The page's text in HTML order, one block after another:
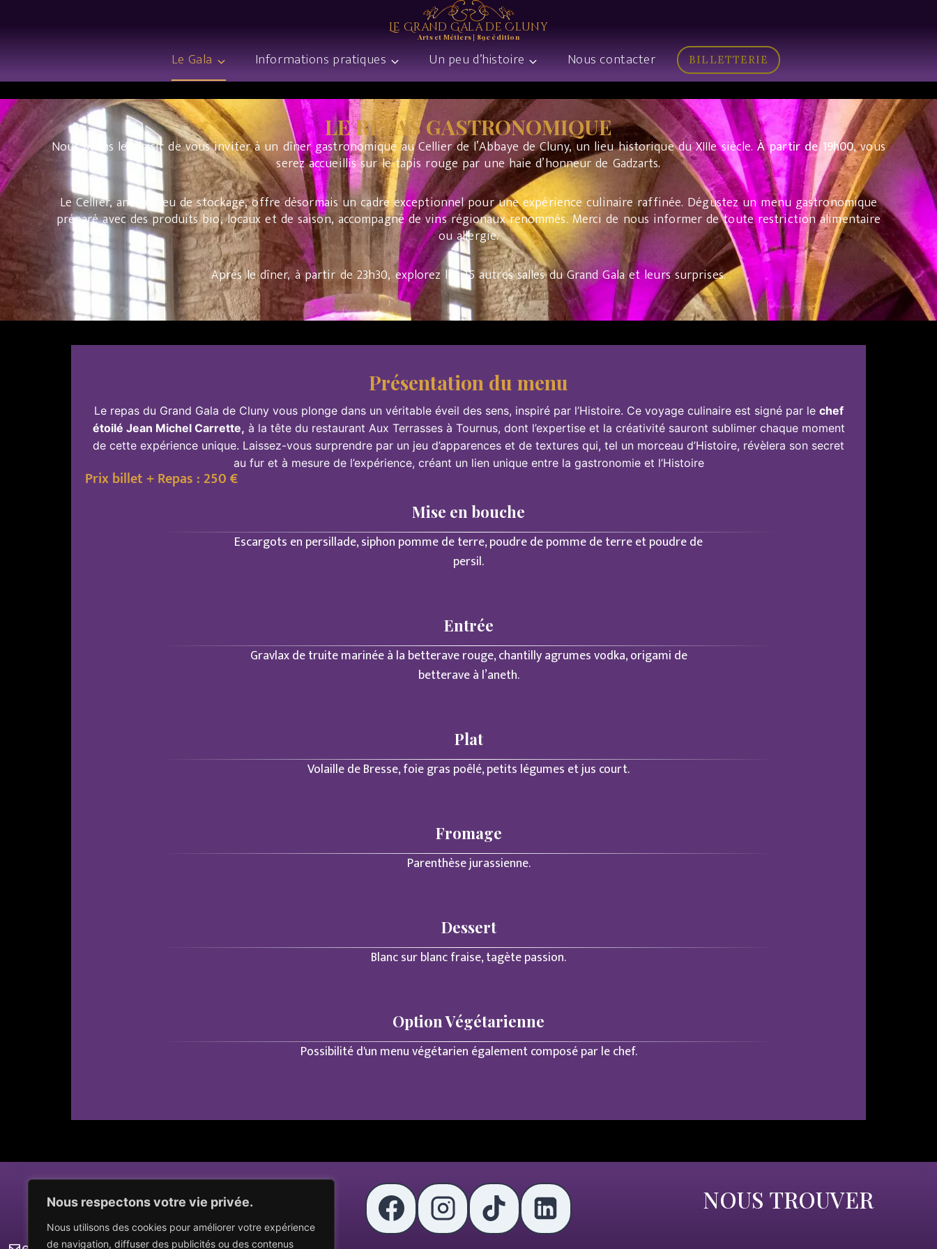
Nous respectons votre vie privée.
Nous utilisons des cookies pour améliorer votre expérience
de navigation, diffuser des publicités ou des contenus
Le Grand Gala de Cluny
Arts et Métiers | 89e édition
Le Gala Informations pratiques Un peu d’histoire Nous contacter BILLETTERIE
LE REPAS GASTRONOMIQUE
Nous avons le plaisir de vous inviter à un dîner gastronomique au Cellier de l’Abbaye de Cluny, un lieu historique du XIIIe siècle.À partir de 19h00, vous
serez accueillis sur le tapis rouge par une haie d’honneur de Gadzarts.
Le Cellier, ancien lieu de stockage, offre désormais un cadre exceptionnel pour une expérience culinaire raffinée. Dégustez un menu gastronomique
préparé avec des produits bio, locaux et de saison, accompagné de vins régionaux renommés. Merci de nous informer de toute restriction alimentaire
ou allergie.
Après le dîner, à partir de 23h30, explorez les 15 autres salles du Grand Gala et leurs surprises.
Présentation du menu
Le repas du Grand Gala de Cluny vous plonge dans un véritable éveil des sens, inspiré par l’Histoire. Ce voyage culinaire est signé par le chef
étoilé Jean Michel Carrette, à la tête du restaurant Aux Terrasses à Tournus, dont l’expertise et la créativité sauront sublimer chaque moment
de cette expérience unique. Laissez-vous surprendre par un jeu d’apparences et de textures qui, tel un morceau d’Histoire, révèlera son secret
au fur et à mesure de l’expérience, créant un lien unique entre la gastronomie et l’Histoire
Prix billet + Repas : 250 €
Mise en bouche
Escargots en persillade, siphon pomme de terre, poudre de pomme de terre et poudre de
persil.
Entrée
Gravlax de truite marinée à la betterave rouge, chantilly agrumes vodka, origami de
betterave à l’aneth.
Plat
Volaille de Bresse, foie gras poêlé, petits légumes et jus court.
Fromage
Parenthèse jurassienne.
Dessert
Blanc sur blanc fraise, tagète passion.
Option Végétarienne
Possibilité d'un menu végétarien également composé par le chef.
CONTACTS NOUS TROUVER